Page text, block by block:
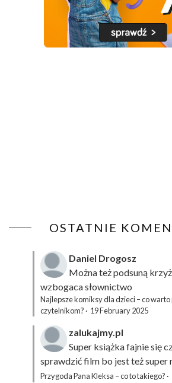
OSTATNIE
Daniel Drogosz
Można też podsuną
wzbogaca słownictwo
Najlepsze komiksy dla dzieci – co
czytelnikom? · 19 February 2025
zalukajmy.pl
Super książka fajnie się
sprawdzić film bo jest też super
Przygoda Pana Kleksa – co to takiego? ·